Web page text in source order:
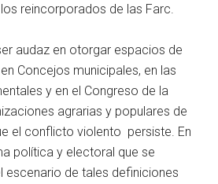
reincorporados de las Farc.
audaz en otorgar espacios de
Concejos municipales, en las
y en el Congreso de la
agrarias y populares de
el conflicto violento persiste. En
política y electoral que se
escenario de tales definiciones